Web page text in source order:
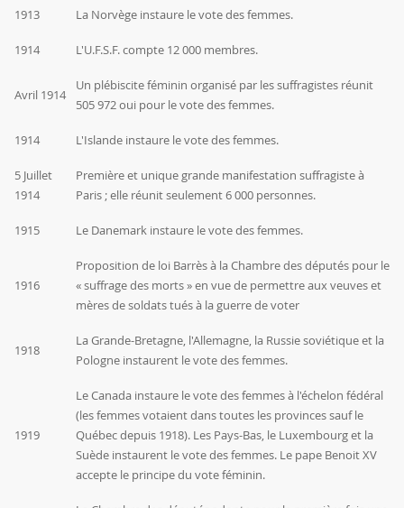
1913 La Norvège instaure le vote des femmes.
1914 L'U.F.S.F. compte 12 000 membres.
Avril 1914
Un plébiscite féminin organisé par les suffragistes réunit
505 972 oui pour le vote des femmes.
1914 L'Islande instaure le vote des femmes.
5 Juillet
1914
Première et unique grande manifestation suffragiste à
Paris ; elle réunit seulement 6 000 personnes.
1915 Le Danemark instaure le vote des femmes.
1916
Proposition de loi Barrèsà la Chambre des députés pour le
« suffrage des morts » en vue de permettre aux veuves et
mères de soldats tués à la guerre de voter
1918
La Grande-Bretagne, l'Allemagne, la Russie soviétique et la
Pologne instaurent le vote des femmes.
1919
Le Canada instaure le vote des femmes à l'échelon fédéral
(les femmes votaient dans toutes les provinces sauf le
Québec depuis 1918). Les Pays-Bas, le Luxembourg et la
Suède instaurent le vote des femmes. Le pape Benoit XV
accepte le principe du vote féminin.